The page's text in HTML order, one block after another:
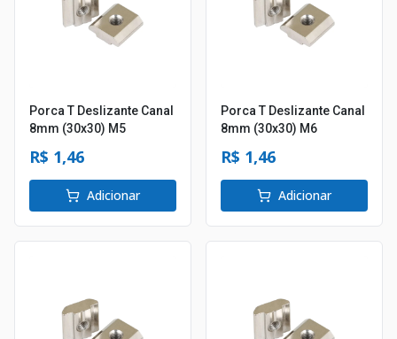
Porca T Deslizante Canal
8mm (30x30) M5
R$ 1,46
Adicionar
Porca T Deslizante Canal
8mm (30x30) M6
R$ 1,46
Adicionar